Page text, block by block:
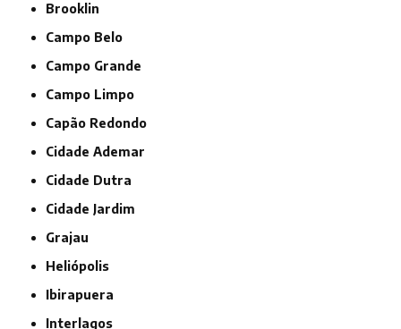
Brooklin
Campo Belo
Campo Grande
Campo Limpo
Capão Redondo
Cidade Ademar
Cidade Dutra
Cidade Jardim
Grajau
Heliópolis
Ibirapuera
Interlagos